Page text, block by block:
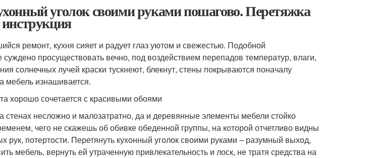
уголок своими руками пошагово. Перетяжка
ремонт, кухня сияет и радует глаз уютом и свежестью. Подобной
суждено просуществовать вечно, под воздействием перепадов температур, влаги,
солнечных лучей краски тускнеют, блекнут, стены покрываются поначалу
мебель изнашивается.
хорошо сочетается с красивыми обоями
стенах несложно и малозатратно, да и деревянные элементы мебели стойко
чего не скажешь об обивке обеденной группы, на которой отчетливо видны
рук, потертости. Перетянуть кухонный уголок своими руками – разумный выход,
мебель, вернуть ей утраченную привлекательность и лоск, не тратя средства на